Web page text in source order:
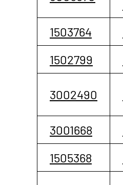
1503764
1502799
3002490
3001668
1505368